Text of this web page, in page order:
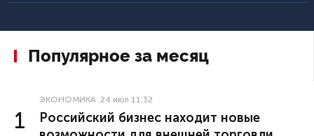
Популярное за месяц
ЭКОНОМИКА ,24 июл 11:32
Российский бизнес находит новые